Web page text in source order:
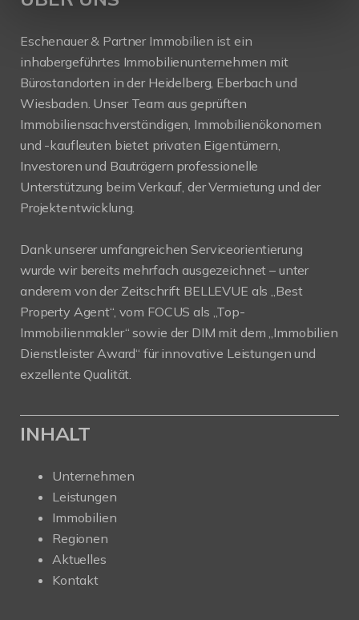
Eschenauer & Partner Immobilien ist ein
inhabergeführtes Immobilienunternehmen mit
Bürostandorten in der Heidelberg, Eberbach und
Wiesbaden. Unser Team aus geprüften
Immobiliensachverständigen, Immobilienökonomen
und -kaufleuten bietet privaten Eigentümern,
Investoren und Bauträgern professionelle
Unterstützung beim Verkauf, der Vermietung und der
Projektentwicklung.
Dank unserer umfangreichen Serviceorientierung
wurde wir bereits mehrfach ausgezeichnet – unter
anderem von der Zeitschrift BELLEVUE als „Best
Property Agent“, vom FOCUS als „Top-
Immobilienmakler“ sowie der DIM mit dem „Immobilien
Dienstleister Award“ für innovative Leistungen und
exzellente Qualität.
INHALT
Unternehmen
Leistungen
Immobilien
Regionen
Aktuelles
Kontakt